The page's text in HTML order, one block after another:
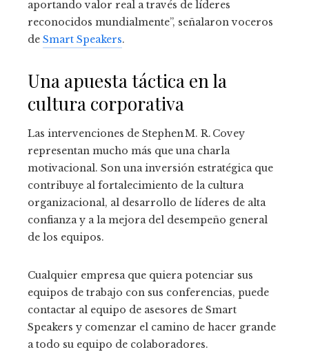
aportando valor real a través de líderes
reconocidos mundialmente”, señalaron voceros
de Smart Speakers.
Una apuesta táctica en la
cultura corporativa
Las intervenciones de Stephen M. R. Covey
representan mucho más que una charla
motivacional. Son una inversión estratégica que
contribuye al fortalecimiento de la cultura
organizacional, al desarrollo de líderes de alta
confianza y a la mejora del desempeño general
de los equipos.
Cualquier empresa que quiera potenciar sus
equipos de trabajo con sus conferencias, puede
contactar al equipo de asesores de Smart
Speakers y comenzar el camino de hacer grande
a todo su equipo de colaboradores.